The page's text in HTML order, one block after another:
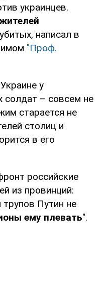
украинцев.
написал в
"Проф.
у
солдат – совсем не
старается не
столиц и
в его
российские
из провинций:
Путин не
ему плевать".